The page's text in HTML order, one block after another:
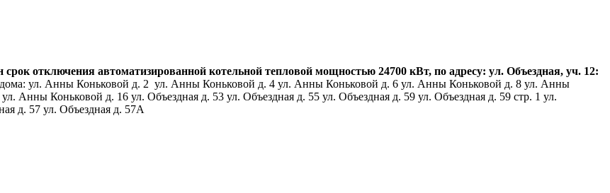
отключения автоматизированной котельной тепловой мощностью 24700 кВт, по адресу: ул. Объездная, уч. 12:
ул. Анны Коньковой д. 2 ул. Анны Коньковой д. 4 ул. Анны Коньковой д. 6 ул. Анны Коньковой д. 8 ул. Анны
Коньковой д. 16 ул. Объездная д. 53 ул. Объездная д. 55 ул. Объездная д. 59 ул. Объездная д. 59 стр. 1 ул.
д. 57 ул. Объездная д. 57А